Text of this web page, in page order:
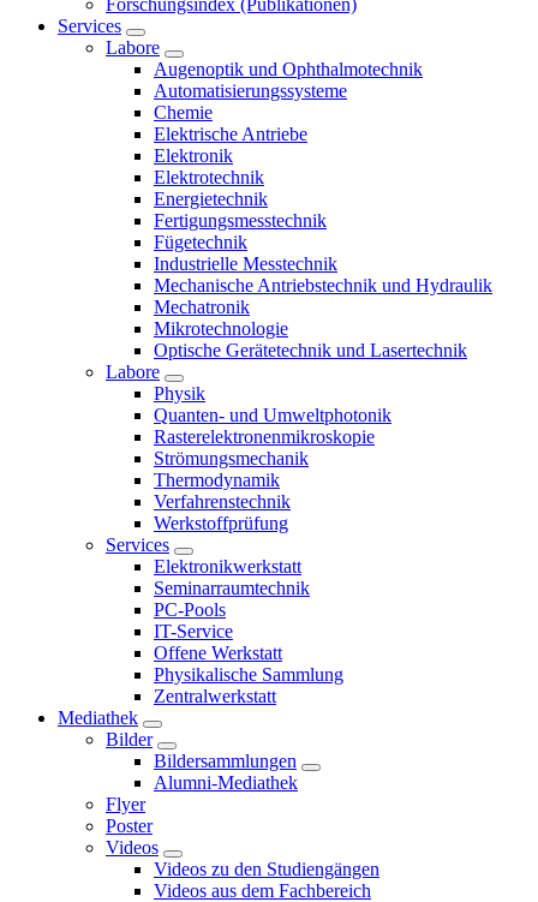
Forschungsindex (Publikationen)
Services
Labore
Augenoptik und Ophthalmotechnik
Automatisierungssysteme
Chemie
Elektrische Antriebe
Elektronik
Elektrotechnik
Energietechnik
Fertigungsmesstechnik
Fügetechnik
Industrielle Messtechnik
Mechanische Antriebstechnik und Hydraulik
Mechatronik
Mikrotechnologie
Optische Gerätetechnik und Lasertechnik
Labore
Physik
Quanten- und Umweltphotonik
Rasterelektronenmikroskopie
Strömungsmechanik
Thermodynamik
Verfahrenstechnik
Werkstoffprüfung
Services
Elektronikwerkstatt
Seminarraumtechnik
PC-Pools
IT-Service
Offene Werkstatt
Physikalische Sammlung
Zentralwerkstatt
Mediathek
Bilder
Bildersammlungen
Alumni-Mediathek
Flyer
Poster
Videos
Videos zu den Studiengängen
Videos aus dem Fachbereich